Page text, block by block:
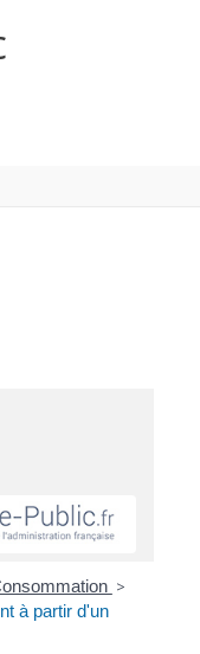
>
à partir d'un